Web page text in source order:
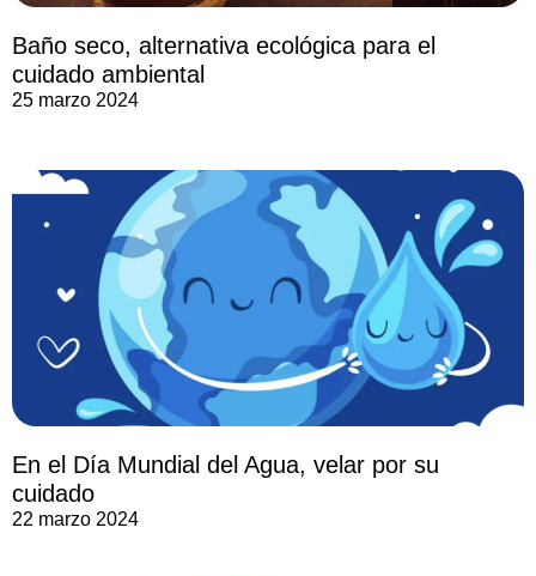
Baño seco, alternativa ecológica para el
cuidado ambiental
25 marzo 2024
En el Día Mundial del Agua, velar por su
cuidado
22 marzo 2024